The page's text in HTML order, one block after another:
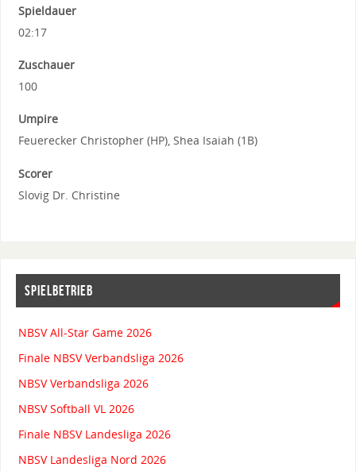
Spieldauer
02:17
Zuschauer
100
Umpire
Feuerecker Christopher (HP), Shea Isaiah (1B)
Scorer
Slovig Dr. Christine
SPIELBETRIEB
NBSV All-Star Game 2026
Finale NBSV Verbandsliga 2026
NBSV Verbandsliga 2026
NBSV Softball VL 2026
Finale NBSV Landesliga 2026
NBSV Landesliga Nord 2026